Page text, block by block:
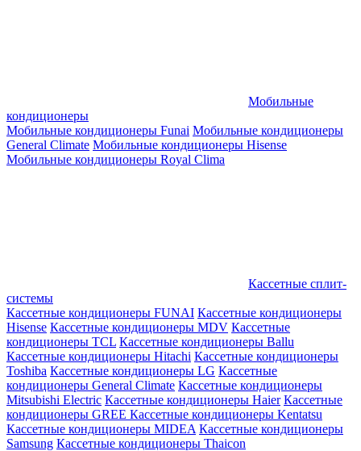
Мобильные
кондиционеры
Мобильные кондиционеры Funai Мобильные кондиционеры
General Climate Мобильные кондиционеры Hisense
Мобильные кондиционеры Royal Clima
Кассетные сплит-
системы
Кассетные кондиционеры FUNAI Кассетные кондиционеры
Hisense Кассетные кондиционеры MDV Кассетные
кондиционеры TCL Кассетные кондиционеры Ballu
Кассетные кондиционеры Hitachi Кассетные кондиционеры
Toshiba Кассетные кондиционеры LG Кассетные
кондиционеры General Climate Кассетные кондиционеры
Mitsubishi Electric Кассетные кондиционеры Haier Кассетные
кондиционеры GREE Кассетные кондиционеры Kentatsu
Кассетные кондиционеры MIDEA Кассетные кондиционеры
Samsung Кассетные кондиционеры Thaicon